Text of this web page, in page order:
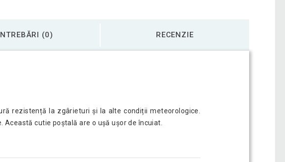
(0) RECENZIE
rezistență la zgârieturi și la alte condiții meteorologice.
cutie poștală are o ușă ușor de încuiat.